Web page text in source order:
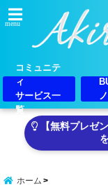
menu
コミュニテ
ィ
サービス一
覧
【無料プレゼ
ホーム